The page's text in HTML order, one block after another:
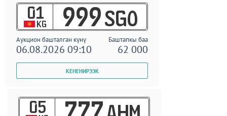
01
KG 999 SGO
Аукцион башталган күнү Баштапкы баа
06.08.2026 09:10 62 000
05 777